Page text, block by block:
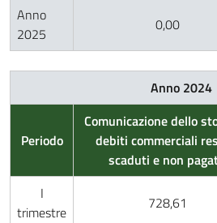
Anno
2025
0,00
Anno 2024
Periodo
Comunicazione dello
debiti commerciali
scaduti e non
I
trimestre
728,61